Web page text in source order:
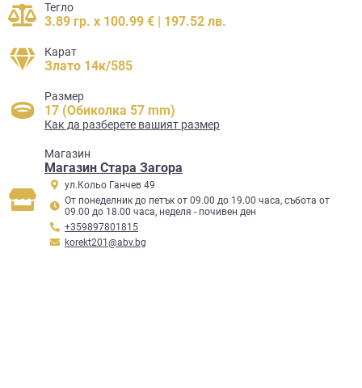
Тегло
3.89 гр. x 100.99 € | 197.52 лв.
Карат
Злато 14к/585
Размер
17 (Обиколка 57 mm)
Как да разберете вашият размер
Mагазин
Магазин Стара Загора
ул.Кольо Ганчев 49
От понеделник до петък от 09.00 до 19.00 часа, събота от
09.00 до 18.00 часа, неделя - почивен ден
+359897801815
korekt201@abv.bg